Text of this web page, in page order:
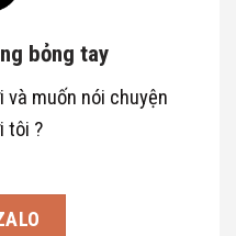
bỏng tay
và muốn nói chuyện
tôi ?